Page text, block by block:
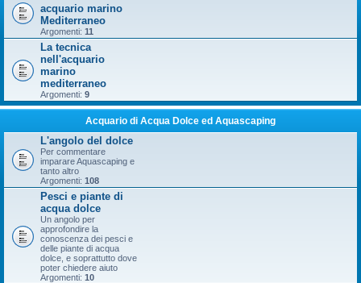
acquario marino
Mediterraneo
Argomenti: 11
La tecnica
nell'acquario
marino
mediterraneo
Argomenti: 9
Acquario di Acqua Dolce ed Aquascaping
L'angolo del dolce
Per commentare
imparare Aquascaping e
tanto altro
Argomenti: 108
Pesci e piante di
acqua dolce
Un angolo per
approfondire la
conoscenza dei pesci e
delle piante di acqua
dolce, e soprattutto dove
poter chiedere aiuto
Argomenti: 10